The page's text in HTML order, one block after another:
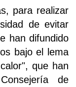
para realizar
de evitar
han difundido
bajo el lema
que han
de